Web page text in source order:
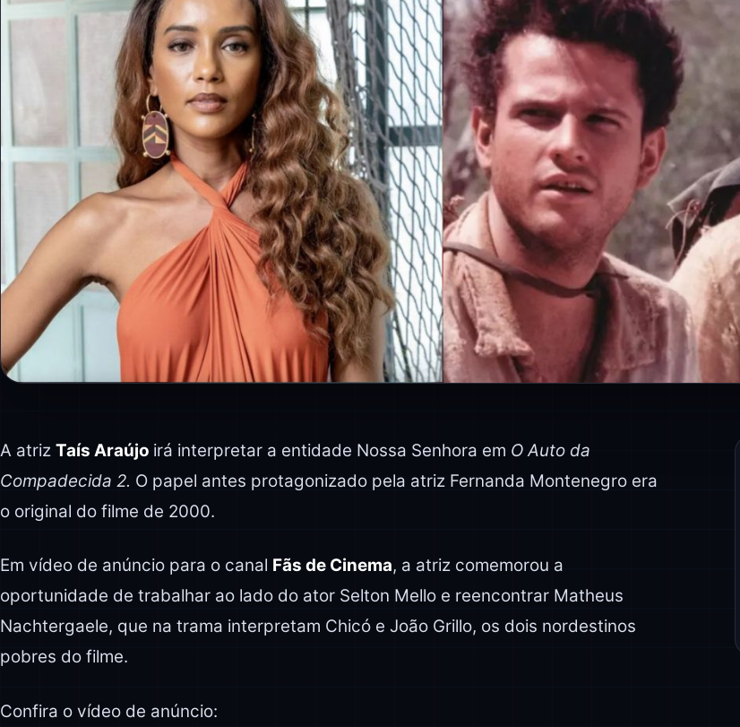
A atriz Taís Araújo irá interpretar a entidade Nossa Senhora em O Auto da
Compadecida 2. O papel antes protagonizado pela atriz Fernanda Montenegro era
o original do filme de 2000.
Em vídeo de anúncio para o canal Fãs de Cinema, a atriz comemorou a
oportunidade de trabalhar ao lado do ator Selton Mello e reencontrar Matheus
Nachtergaele, que na trama interpretam Chicó e João Grillo, os dois nordestinos
pobres do filme.
Confira o vídeo de anúncio: